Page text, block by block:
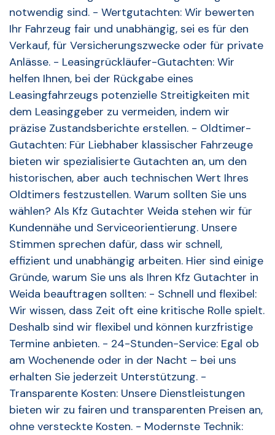
notwendig sind. - Wertgutachten: Wir bewerten
Ihr Fahrzeug fair und unabhängig, sei es für den
Verkauf, für Versicherungszwecke oder für private
Anlässe. - Leasingrückläufer-Gutachten: Wir
helfen Ihnen, bei der Rückgabe eines
Leasingfahrzeugs potenzielle Streitigkeiten mit
dem Leasinggeber zu vermeiden, indem wir
präzise Zustandsberichte erstellen. - Oldtimer-
Gutachten: Für Liebhaber klassischer Fahrzeuge
bieten wir spezialisierte Gutachten an, um den
historischen, aber auch technischen Wert Ihres
Oldtimers festzustellen. Warum sollten Sie uns
wählen? Als Kfz Gutachter Weida stehen wir für
Kundennähe und Serviceorientierung. Unsere
Stimmen sprechen dafür, dass wir schnell,
effizient und unabhängig arbeiten. Hier sind einige
Gründe, warum Sie uns als Ihren Kfz Gutachter in
Weida beauftragen sollten: - Schnell und flexibel:
Wir wissen, dass Zeit oft eine kritische Rolle spielt.
Deshalb sind wir flexibel und können kurzfristige
Termine anbieten. - 24-Stunden-Service: Egal ob
am Wochenende oder in der Nacht – bei uns
erhalten Sie jederzeit Unterstützung. -
Transparente Kosten: Unsere Dienstleistungen
bieten wir zu fairen und transparenten Preisen an,
ohne versteckte Kosten. - Modernste Technik: